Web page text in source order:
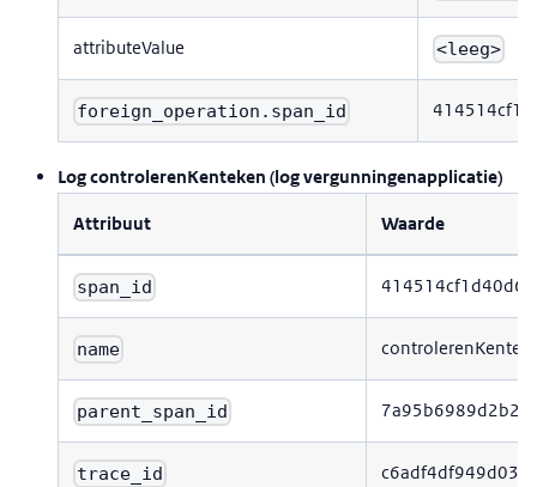
attributeValue <leeg>
foreign_operation.span_id
Log controlerenKenteken (log vergunningenapplicatie)
Attribuut Waarde
span_id
name
parent_span_id
trace_id